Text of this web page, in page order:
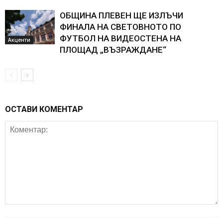
Акценти
ОБЩИНА ПЛЕВЕН ЩЕ ИЗЛЪЧИ
ФИНАЛА НА СВЕТОВНОТО ПО
ФУТБОЛ НА ВИДЕОСТЕНА НА
ПЛОЩАД „ВЪЗРАЖДАНЕ“
ОСТАВИ КОМЕНТАР